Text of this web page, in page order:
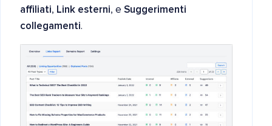
affiliati, Link esterni, e Suggerimenti
collegamenti.